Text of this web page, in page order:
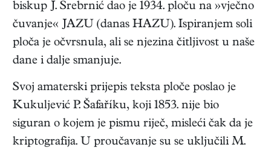
biskup J. Srebrnić dao je 1934. ploču na »vječno
čuvanje« JAZU (danas HAZU). Ispiranjem soli
ploča je očvrsnula, ali se njezina čitljivost u naše
dane i dalje smanjuje.
Svoj amaterski prijepis teksta ploče poslao je
Kukuljević P. Šafaříku, koji 1853. nije bio
siguran o kojem je pismu riječ, misleći čak da je
kriptografija. U proučavanje su se uključili M.